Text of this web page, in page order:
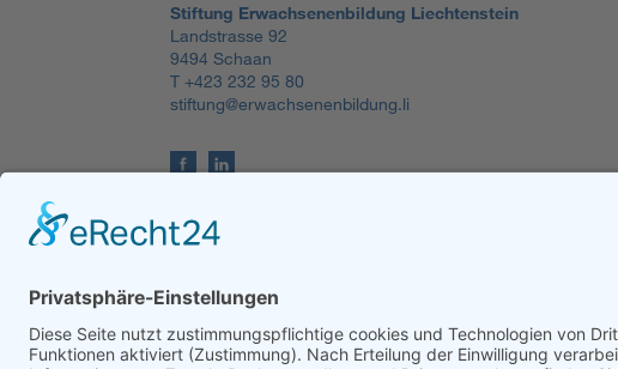
Stiftung Erwachsenenbildung Liechtenstein
Landstrasse 92
9494 Schaan
T +423 232 95 80
stiftung@erwachsenenbildung.li